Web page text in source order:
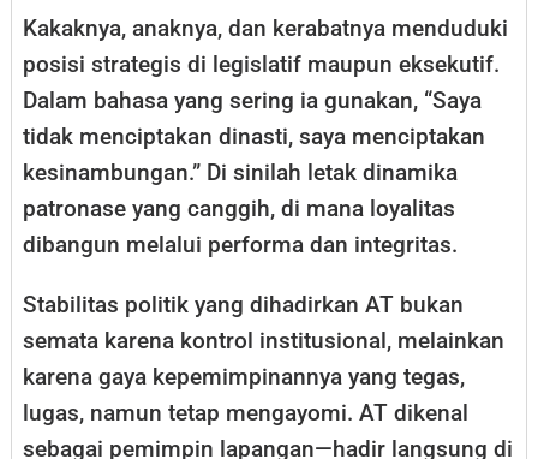
Kakaknya, anaknya, dan kerabatnya menduduki
posisi strategis di legislatif maupun eksekutif.
Dalam bahasa yang sering ia gunakan, “Saya
tidak menciptakan dinasti, saya menciptakan
kesinambungan.” Di sinilah letak dinamika
patronase yang canggih, di mana loyalitas
dibangun melalui performa dan integritas.
Stabilitas politik yang dihadirkan AT bukan
semata karena kontrol institusional, melainkan
karena gaya kepemimpinannya yang tegas,
lugas, namun tetap mengayomi. AT dikenal
sebagai pemimpin lapangan—hadir langsung di